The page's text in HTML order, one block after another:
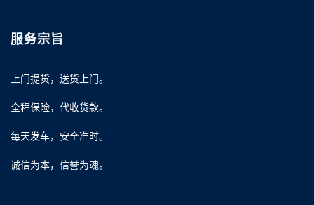
服务宗旨
上门提货，送货上门。
全程保险，代收货款。
每天发车，安全准时。
诚信为本，信誉为魂。